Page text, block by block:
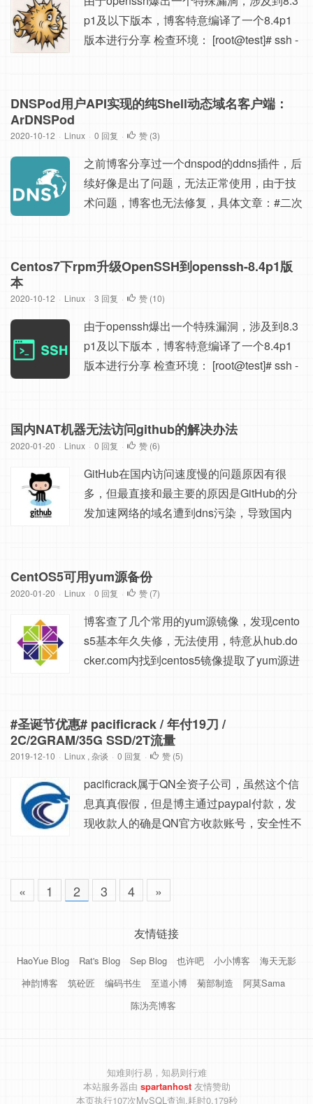
p1及以下版本，博客特意编译了一个8.4p1
版本进行分享 检查环境： [root@test]# ssh -
器做过安全基线整改，建议先自行备份/etc/p
如果未修改过，按照文章后续的进行覆盖即
可。...
DNSPod用户API实现的纯Shell动态域名客户端：
ArDNSPod
2020-10-12 · Linux · 0 回复 · 赞 (3)
之前博客分享过一个dnspod的ddns插件，后
续好像是出了问题，无法正常使用，由于技
术问题，博客也无法修复，具体文章：#二次
基于DNSPod用户API实现的纯Shell动态域
ddnspod.sh和ardnspod 修改了ip获取方式，
直接从公网获取，...
Centos7下rpm升级OpenSSH到openssh-8.4p1版
本
2020-10-12 · Linux · 3 回复 · 赞 (10)
由于openssh爆出一个特殊漏洞，涉及到8.3
p1及以下版本，博客特意编译了一个8.4p1
版本进行分享 检查环境： [root@test]# ssh -
器做过安全基线整改，建议先自行备份/etc/p
am.d/sshd文件，升级后，此文件会被覆盖，
可。...
国内NAT机器无法访问github的解决办法
2020-01-20 · Linux · 0 回复 · 赞 (6)
GitHub在国内访问速度慢的问题原因有很
多，但最直接和最主要的原因是GitHub的分
发加速网络的域名遭到dns污染，导致国内
的地址，然后修改系统hosts文件，绕过国内
dns解析，直接访问GitHub的CDN节点，从
www.ipaddre...
CentOS5可用yum源备份
2020-01-20 · Linux · 0 回复 · 赞 (7)
博客查了几个常用的yum源镜像，发现cento
s5基本年久失修，无法使用，特意从hub.do
cker.com内找到centos5镜像提取了yum源进
ntOS-5 - Base baseurl=http://vault.centos.or
g/5.11/os/$basearch/ gpgcheck=1 gpgkey=fi
le:///etc/pki/rpm-gpg/RPM-GPG-KEY...
#圣诞节优惠# pacificrack / 年付19刀 /
2C/2GRAM/35G SSD/2T流量
2019-12-10 · Linux , 杂谈 · 0 回复 · 赞 (5)
pacificrack属于QN全资子公司，虽然这个信
息真真假假，但是博主通过paypal付款，发
现收款人的确是QN官方收款账号，安全性不
B SSD: 35 GB RAID-10 CPU: 2x Intel Xeon
vCore Transfer: 2TB/mo Link speed: 1 Giga
« 1 2 3 4 »
友情链接
HaoYue Blog Rat's Blog Sep Blog 也许吧 小小博客
海天无影
神韵博客
筑砼匠 编码书生 至道小博 菊部制造
阿莫Sama
陈沩亮博客
知难则行易，知易则行难
本站服务器由 spartanhost 友情赞助
本页执行107次MySQL查询,耗时0.179秒